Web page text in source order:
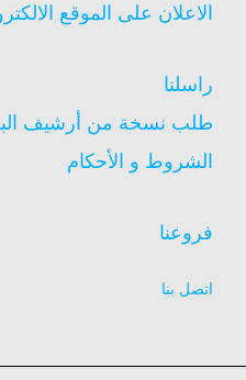
الاعلان على الموقع
راسلنا
طلب نسخة من أرشيف
الشروط و الأحكام
فروعنا
اتصل بنا